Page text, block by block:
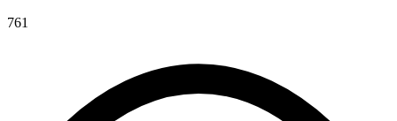
761